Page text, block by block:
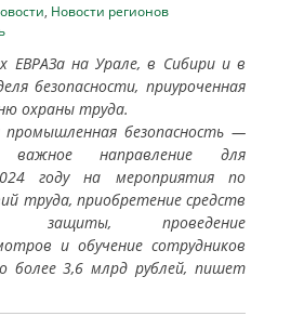
, Новости регионов
ЕВРАЗа на Урале, в Сибири и в
безопасности, приуроченная
охраны труда.
безопасность —
важное направление для
году на мероприятия по
труда, приобретение средств
защиты, проведение
и обучение сотрудников
более 3,6 млрд рублей, пишет